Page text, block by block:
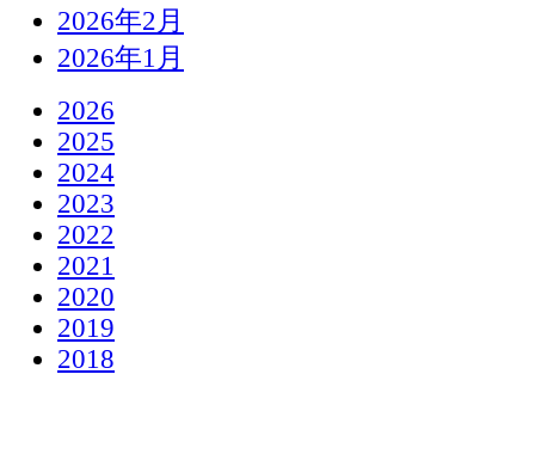
2026年2月
2026年1月
2026
2025
2024
2023
2022
2021
2020
2019
2018